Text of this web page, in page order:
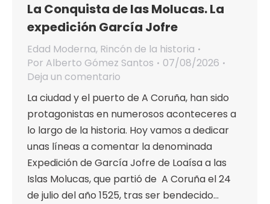
La Conquista de las Molucas. La
expedición García Jofre
Edad Moderna, Rincón de la historia
Por Alberto Gómez Santos
07/08/2026
Deja un comentario
La ciudad y el puerto de A Coruña, han sido
protagonistas en numerosos aconteceres a
lo largo de la historia. Hoy vamos a dedicar
unas líneas a comentar la denominada
Expedición de García Jofre de Loaísa a las
Islas Molucas, que partió de A Coruña el 24
de julio del año 1525, tras ser bendecido…